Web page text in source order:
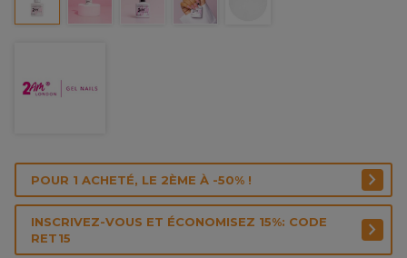
POUR 1 ACHETÉ, LE 2ÈME À -50% !
INSCRIVEZ-VOUS ET ÉCONOMISEZ 15%: CODE
RET15